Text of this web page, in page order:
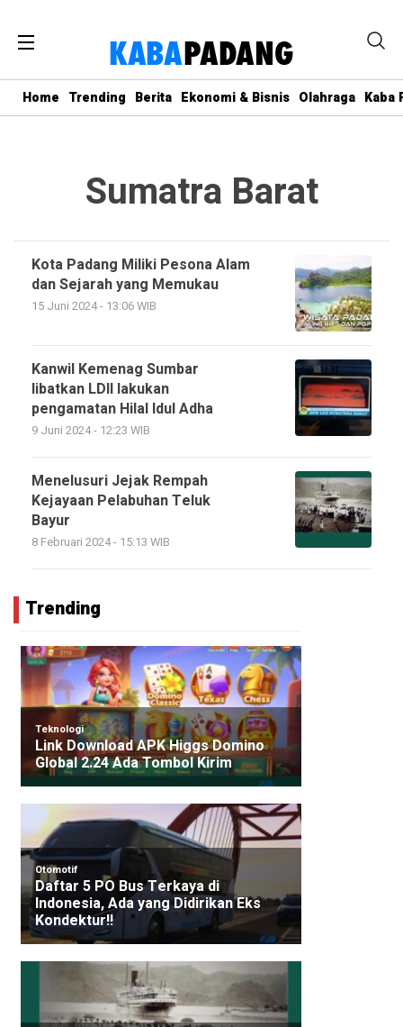
Home Trending Berita Ekonomi & Bisnis Olahraga Kaba
Sumatra Barat
Kota Padang Miliki Pesona Alam
dan Sejarah yang Memukau
15 Juni 2024 - 13:06 WIB
Kanwil Kemenag Sumbar
libatkan LDII lakukan
pengamatan Hilal Idul Adha
9 Juni 2024 - 12:23 WIB
Menelusuri Jejak Rempah
Kejayaan Pelabuhan Teluk
Bayur
8 Februari 2024 - 15:13 WIB
Trending